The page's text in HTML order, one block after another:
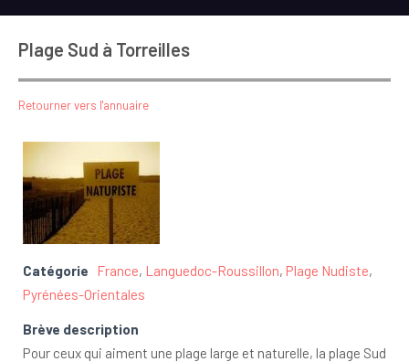
Plage Sud à Torreilles
Retourner vers l'annuaire
Catégorie France, Languedoc-Roussillon, Plage Nudiste,
Pyrénées-Orientales
Brève description
Pour ceux qui aiment une plage large et naturelle, la plage Sud